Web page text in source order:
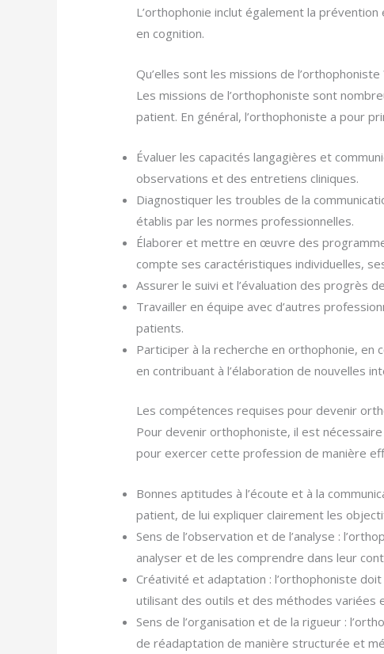
L’orthophonie inclut également la
en cognition.
Qu’elles sont les missions de l’orthophoniste
Les missions de l’orthophoniste sont
patient. En général, l’orthophoniste a pour
Évaluer les capacités langagières et
observations et des entretiens cliniques.
Diagnostiquer les troubles de la
établis par les normes professionnelles.
Élaborer et mettre en œuvre des
compte ses caractéristiques individuelles,
Assurer le suivi et l’évaluation des progrès
Travailler en équipe avec d’autres
patients.
Participer à la recherche en orthophonie,
en contribuant à l’élaboration de nouvelles
Les compétences requises pour devenir
Pour devenir orthophoniste, il est
pour exercer cette profession de manière
Bonnes aptitudes à l’écoute et à la
patient, de lui expliquer clairement les
Sens de l’observation et de l’analyse :
analyser et de les comprendre dans leur
Créativité et adaptation : l’orthophoniste
utilisant des outils et des méthodes variées
Sens de l’organisation et de la rigueur :
de réadaptation de manière structurée et